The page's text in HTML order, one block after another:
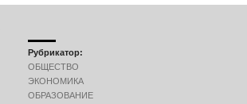
Рубрикатор:
ОБЩЕСТВО
ЭКОНОМИКА
ОБРАЗОВАНИЕ